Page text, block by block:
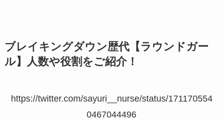
ブレイキングダウン歴代【ラウンドガー
ル】人数や役割をご紹介！
https://twitter.com/sayuri__nurse/status/171170554
0467044496